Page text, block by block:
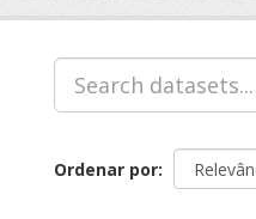
Ordenar por